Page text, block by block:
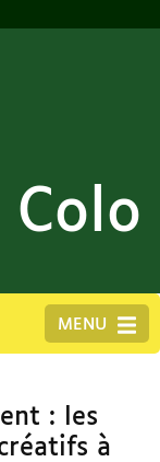
Colo
MENU
: les
à